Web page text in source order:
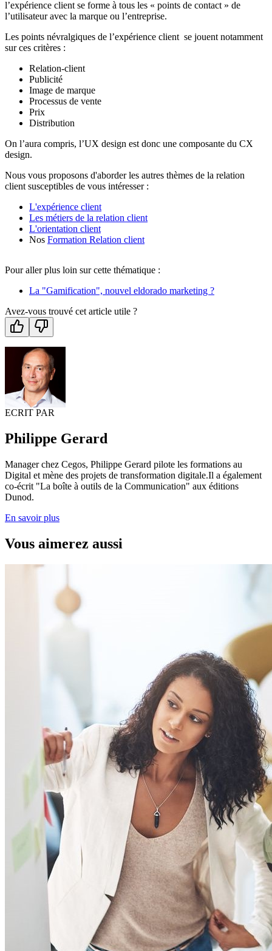
l’expérience client se forme à tous les « points de contact » de
l’utilisateur avec la marque ou l’entreprise.
Les points névralgiques de l’expérience client se jouent notamment
sur ces critères :
Relation-client
Publicité
Image de marque
Processus de vente
Prix
Distribution
On l’aura compris, l’UX design est donc une composante du CX
design.
Nous vous proposons d'aborder les autres thèmes de la relation
client susceptibles de vous intéresser :
L'expérience client
Les métiers de la relation client
L'orientation client
Nos Formation Relation client
Pour aller plus loin sur cette thématique :
La "Gamification", nouvel eldorado marketing ?
Avez-vous trouvé cet article utile ?
ECRIT PAR
Philippe Gerard
Manager chez Cegos, Philippe Gerard pilote les formations au
Digital et mène des projets de transformation digitale.Il a également
co-écrit "La boîte à outils de la Communication" aux éditions
Dunod.
En savoir plus
Vous aimerez aussi